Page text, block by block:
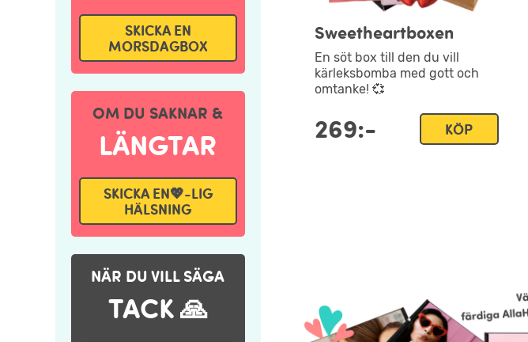
SKICKA EN
MORSDAGBOX
OM DU SAKNAR &
LÄNGTAR
SKICKA EN💖-LIG
HÄLSNING
NÄR DU VILL SÄGA
TACK 🙏
Sweetheartboxen
En söt box till den du vill
kärleksbomba med gott och
omtanke! 💞
269:- KÖP